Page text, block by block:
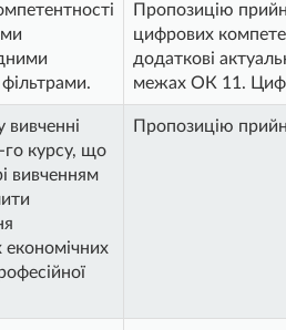
Пропозицію
цифрових
додаткові
межах ОК 11.
вивченні
го курсу, що
вивченням
Пропозицію